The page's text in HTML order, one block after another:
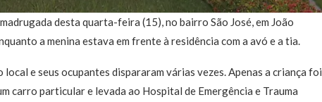
desta quarta-feira (15), no bairro São José, em João
a menina estava em frente à residência com a avó e a tia.
e seus ocupantes dispararam várias vezes. Apenas a criança foi
carro particular e levada ao Hospital de Emergência e Trauma